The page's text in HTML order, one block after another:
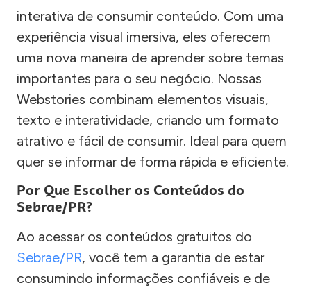
interativa de consumir conteúdo. Com uma
experiência visual imersiva, eles oferecem
uma nova maneira de aprender sobre temas
importantes para o seu negócio. Nossas
Webstories combinam elementos visuais,
texto e interatividade, criando um formato
atrativo e fácil de consumir. Ideal para quem
quer se informar de forma rápida e eficiente.
Por Que Escolher os Conteúdos do
Sebrae/PR?
Ao acessar os conteúdos gratuitos do
Sebrae/PR, você tem a garantia de estar
consumindo informações confiáveis e de